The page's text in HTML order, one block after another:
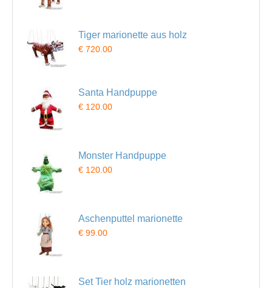
Tiger marionette aus holz
€ 720.00
Santa Handpuppe
€ 120.00
Monster Handpuppe
€ 120.00
Aschenputtel marionette
€ 99.00
Set Tier holz marionetten